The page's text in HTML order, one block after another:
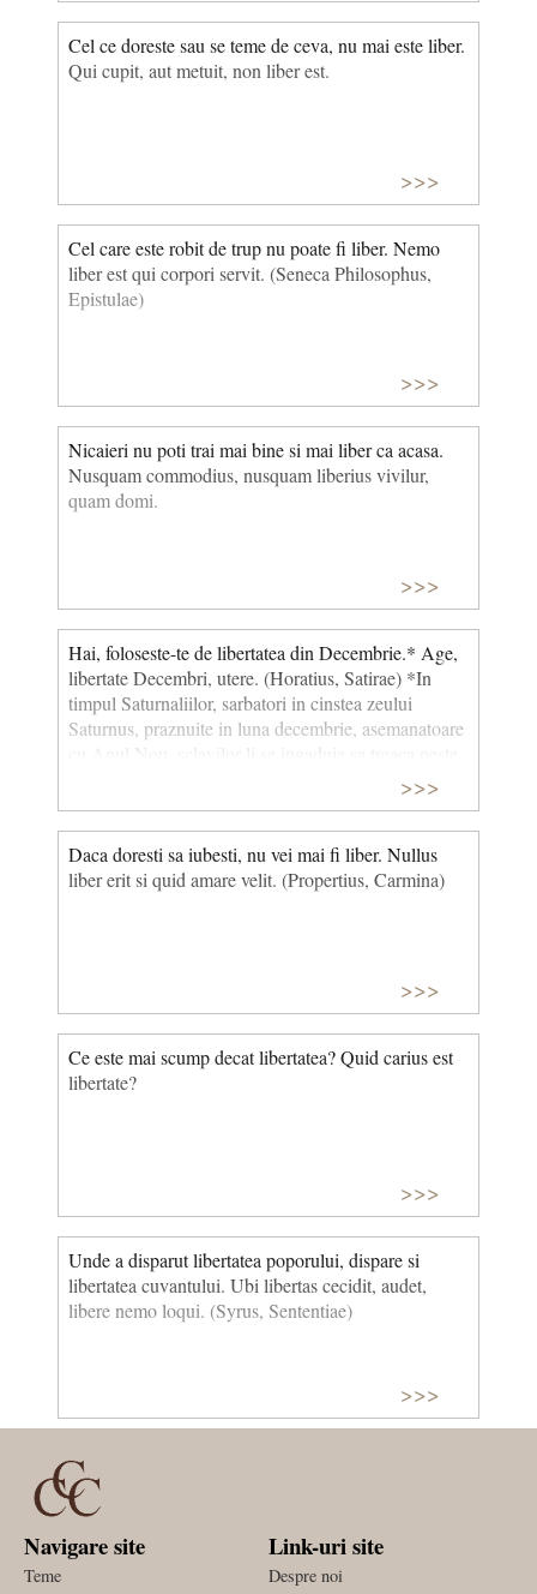
Cel ce doreste sau se teme de ceva, nu mai este liber.
Qui cupit, aut metuit, non liber est.
>>>
Cel care este robit de trup nu poate fi liber. Nemo
liber est qui corpori servit. (Seneca Philosophus,
Epistulae)
>>>
Nicaieri nu poti trai mai bine si mai liber ca acasa.
Nusquam commodius, nusquam liberius vivilur,
quam domi.
>>>
Hai, foloseste-te de libertatea din Decembrie.* Age,
libertate Decembri, utere. (Horatius, Satirae) *In
timpul Saturnaliilor, sarbatori in cinstea zeului
Saturnus, praznuite in luna decembrie, asemanatoare
cu Anul Nou, sclavilor li se ingaduia sa treaca peste
convenientele obisnuite in relatiile cu stapanii.>>>
Daca doresti sa iubesti, nu vei mai fi liber. Nullus
liber erit si quid amare velit. (Propertius, Carmina)
>>>
Ce este mai scump decat libertatea? Quid carius est
libertate?
>>>
Unde a disparut libertatea poporului, dispare si
libertatea cuvantului. Ubi libertas cecidit, audet,
libere nemo loqui. (Syrus, Sententiae)
>>>
Navigare site
Teme
Link-uri site
Despre noi